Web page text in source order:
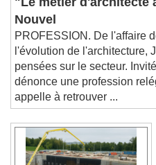
"Le métier d'architecte
Nouvel
PROFESSION. De l'affaire
l'évolution de l'architecture,
pensées sur le secteur.
dénonce une profession
appelle à retrouver ...